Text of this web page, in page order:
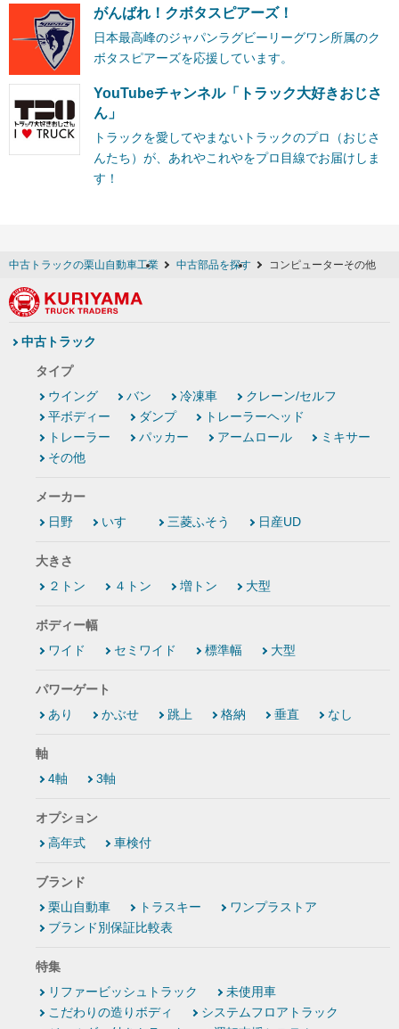
がんばれ！クボタスピアーズ！
日本最高峰のジャパンラグビーリーグワン所属のク
ボタスピアーズを応援しています。
YouTubeチャンネル「トラック大好きおじさ
ん」
トラックを愛してやまないトラックのプロ（おじさ
んたち）が、あれやこれやをプロ目線でお届けしま
す！
中古トラックの栗山自動車工業 中古部品を探す コンピューターその他
中古トラック
タイプ
ウイング
バン 冷凍車
クレーン/セルフ
平ボディー
ダンプ
トレーラーヘッド
トレーラー
パッカー アームロール
ミキサー
その他
メーカー
日野
いすゞ 三菱ふそう 日産UD
大きさ
２トン
４トン 増トン 大型
ボディー幅
ワイド
セミワイド 標準幅 大型
パワーゲート
あり
かぶせ 跳上 格納 垂直 なし
軸
4軸
3軸
オプション
高年式
車検付
ブランド
栗山自動車
トラスキー
ワンプラストア
ブランド別保証比較表
特集
リファービッシュトラック
未使用車
こだわりの造りボディ
システムフロアトラック